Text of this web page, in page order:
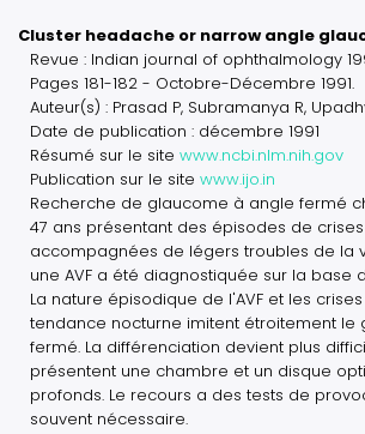
Cluster headache or narrow angle
Revue : Indian journal of ophthalmology
Pages 181-182 - Octobre-Décembre 1991.
Auteur(s) : Prasad P, Subramanya R,
Date de publication : décembre 1991
Résumé sur le site www.ncbi.nlm.nih.gov
Publication sur le site www.ijo.in
Recherche de glaucome à angle fermé
47 ans présentant des épisodes de
accompagnées de légers troubles de la
une AVF a été diagnostiquée sur la base
La nature épisodique de l'AVF et les
tendance nocturne imitent étroitement le
fermé. La différenciation devient plus
présentent une chambre et un disque
profonds. Le recours a des tests de
souvent nécessaire.